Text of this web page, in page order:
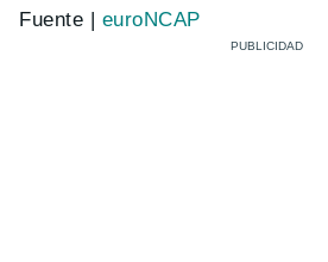
Fuente | euroNCAP